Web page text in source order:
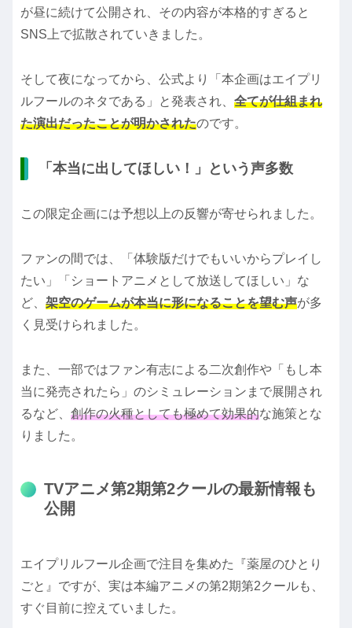
が昼に続けて公開され、その内容が本格的すぎると
SNS上で拡散されていきました。
そして夜になってから、公式より「本企画はエイプリ
ルフールのネタである」と発表され、 全てが仕組まれ
た演出だったことが明かされたのです。
「本当に出してほしい！」という声多数
この限定企画には予想以上の反響が寄せられました。
ファンの間では、「体験版だけでもいいからプレイし
たい」「ショートアニメとして放送してほしい」な
ど、 架空のゲームが本当に形になることを望む声が多
く見受けられました。
また、一部ではファン有志による二次創作や「もし本
当に発売されたら」のシミュレーションまで展開され
るなど、 創作の火種としても極めて効果的な施策とな
りました。
TVアニメ第2期第2クールの最新情報も
公開
エイプリルフール企画で注目を集めた『薬屋のひとり
ごと』ですが、実は本編アニメの第2期第2クールも、
すぐ目前に控えていました。